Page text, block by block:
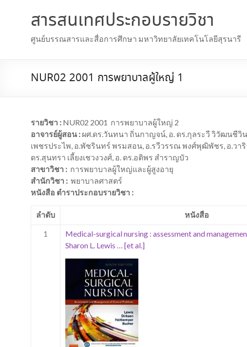
สารสนเทศประกอบรายวิชา
ศูนย์บรรณสารและสื่อการศึกษา มหาวิทยาลัยเทคโนโลยีสุรนารี
NUR02 2001 การพยาบาลผู้ใหญ่ 1
รายวิชา : NUR02 2001 การพยาบาลผู้ใหญ่ 2
อาจารย์ผู้สอน : ผศ.ดร.วันทนา ถิ่นกาญจน์, อ. ดร.กุลระวี วิวัฒนชีวิ
เพชรประไพ, อ.พัชรินทร์ พรมสอน, อ.รวีวรรณ พงศ์พุฒิพัชร, อ.วา
ดร.สุนทรา เลี้ยงเชวงวงศ์, อ. ดร.อติพร สำราญบัว
สาขาวิชา : การพยาบาลผู้ใหญ่และผู้สูงอายุ
สำนักวิชา : พยาบาลศาสตร์
หนังสือ ตำราประกอบรายวิชา :
ลำดับ หนังสือ
1
Medical-surgical nursing : assessment and
Sharon L. Lewis … [et al.]